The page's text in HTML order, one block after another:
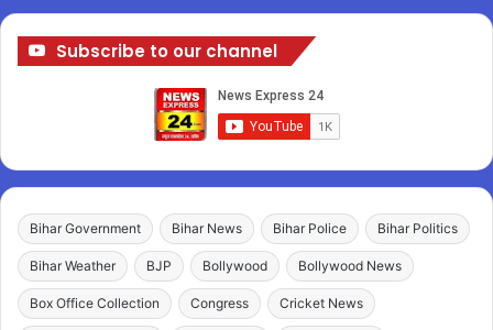
Subscribe to our channel
Bihar Government Bihar News Bihar Police Bihar Politics
Bihar Weather BJP Bollywood Bollywood News
Box Office Collection Congress Cricket News